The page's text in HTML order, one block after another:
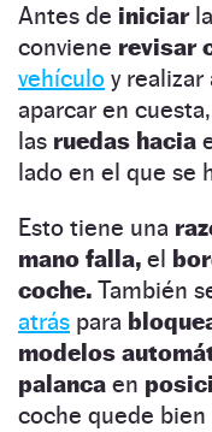
Antes de iniciar la
conviene revisar
vehículo y realizar
aparcar en
las ruedas hacia
lado en el que se
Esto tiene una
mano falla, el
coche. También
atrás para
modelos
palanca en
coche quede